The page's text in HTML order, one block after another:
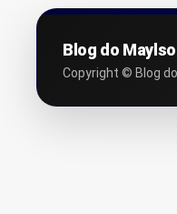
Blog do
Copyright © Blog